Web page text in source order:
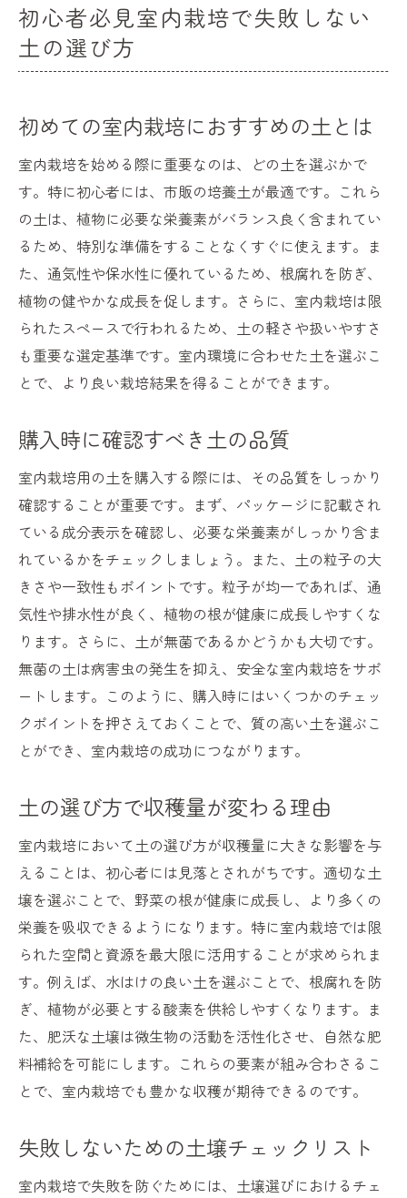
初心者必見室内栽培で失敗しない
土の選び方
初めての室内栽培におすすめの土とは
室内栽培を始める際に重要なのは、どの土を選ぶかで
す。特に初心者には、市販の培養土が最適です。これら
の土は、植物に必要な栄養素がバランス良く含まれてい
るため、特別な準備をすることなくすぐに使えます。ま
た、通気性や保水性に優れているため、根腐れを防ぎ、
植物の健やかな成長を促します。さらに、室内栽培は限
られたスペースで行われるため、土の軽さや扱いやすさ
も重要な選定基準です。室内環境に合わせた土を選ぶこ
とで、より良い栽培結果を得ることができます。
購入時に確認すべき土の品質
室内栽培用の土を購入する際には、その品質をしっかり
確認することが重要です。まず、パッケージに記載され
ている成分表示を確認し、必要な栄養素がしっかり含ま
れているかをチェックしましょう。また、土の粒子の大
きさや一致性もポイントです。粒子が均一であれば、通
気性や排水性が良く、植物の根が健康に成長しやすくな
ります。さらに、土が無菌であるかどうかも大切です。
無菌の土は病害虫の発生を抑え、安全な室内栽培をサポ
ートします。このように、購入時にはいくつかのチェッ
クポイントを押さえておくことで、質の高い土を選ぶこ
とができ、室内栽培の成功につながります。
土の選び方で収穫量が変わる理由
室内栽培において土の選び方が収穫量に大きな影響を与
えることは、初心者には見落とされがちです。適切な土
壌を選ぶことで、野菜の根が健康に成長し、より多くの
栄養を吸収できるようになります。特に室内栽培では限
られた空間と資源を最大限に活用することが求められま
す。例えば、水はけの良い土を選ぶことで、根腐れを防
ぎ、植物が必要とする酸素を供給しやすくなります。ま
た、肥沃な土壌は微生物の活動を活性化させ、自然な肥
料補給を可能にします。これらの要素が組み合わさるこ
とで、室内栽培でも豊かな収穫が期待できるのです。
失敗しないための土壌チェックリスト
室内栽培で失敗を防ぐためには、土壌選びにおけるチェ